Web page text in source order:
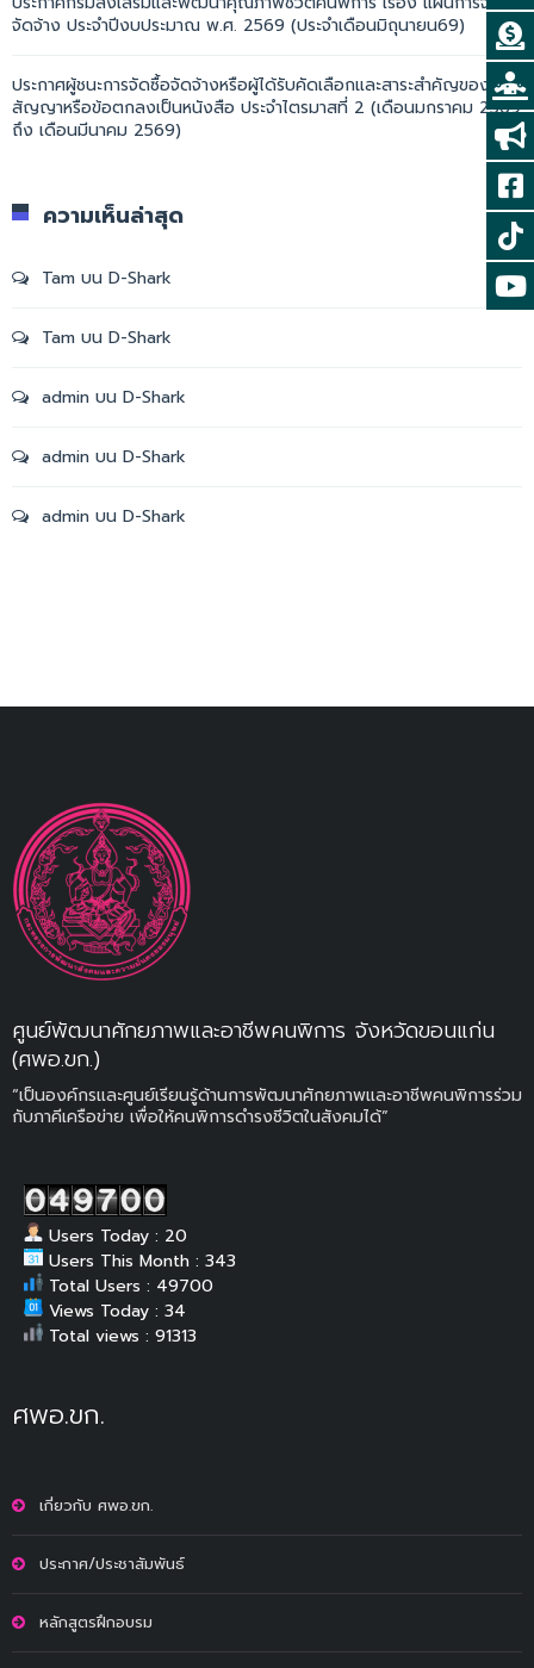
จัดจ้าง ประจำปีงบประมาณ พ.ศ. 2569 (ประจำเดือนมิถุนายน69)
ประกาศผู้ชนะการจัดซื้อจัดจ้างหรือผู้ได้รับคัดเลือกและสาระสำคัญของ
สัญญาหรือข้อตกลงเป็นหนังสือ ประจำไตรมาสที่ 2 (เดือนมกราคม 2569
ถึง เดือนมีนาคม 2569)
ความเห็นล่าสุด
Tam บน D-Shark
Tam บน D-Shark
admin บน D-Shark
admin บน D-Shark
admin บน D-Shark
ศูนย์พัฒนาศักยภาพและอาชีพคนพิการ จังหวัดขอนแก่น
(ศพอ.ขก.)
“เป็นองค์กรและศูนย์เรียนรู้ด้านการพัฒนาศักยภาพและอาชีพคนพิการร่วม
กับภาคีเครือข่าย เพื่อให้คนพิการดำรงชีวิตในสังคมได้”
Users Today : 20
Users This Month : 343
Total Users : 49700
Views Today : 34
Total views : 91313
ศพอ.ขก.
เกี่ยวกับ ศพอ.ขก.
ประกาศ/ประชาสัมพันธ์
หลักสูตรฝึกอบรม